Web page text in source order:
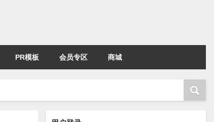
PR模板 会员专区 商城